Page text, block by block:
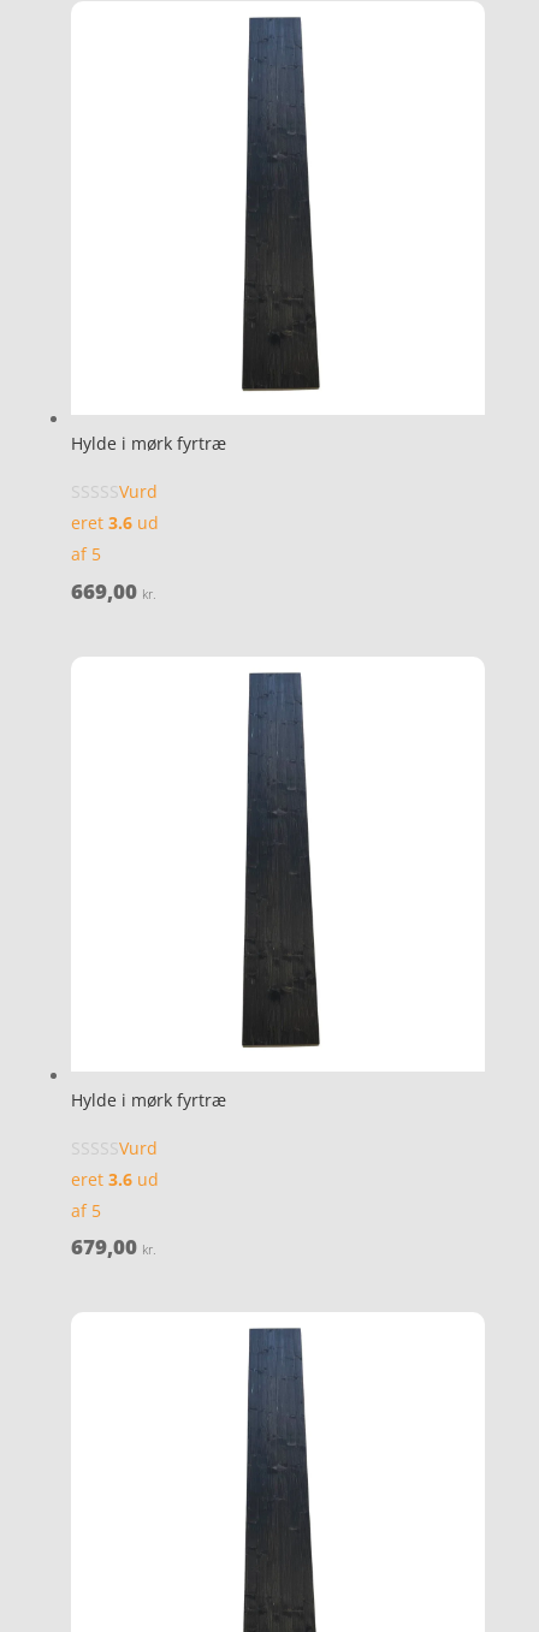
Hylde i mørk fyrtræ
Vurd
eret 3.6ud
af 5
669,00 kr.
Hylde i mørk fyrtræ
Vurd
eret 3.6ud
af 5
679,00 kr.